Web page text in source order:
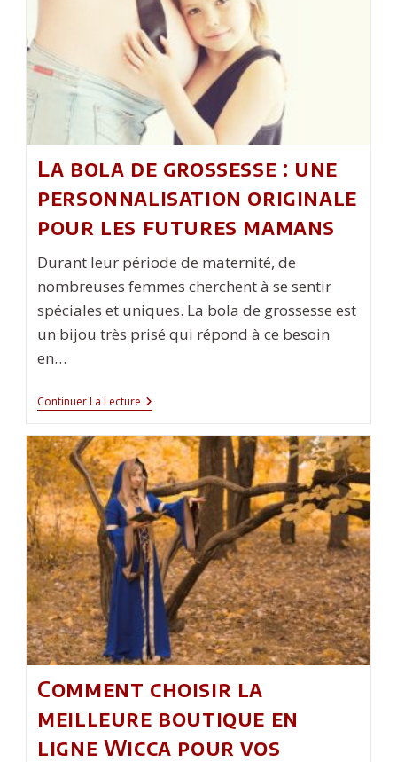
L’alliance
Parfaite
La bola de grossesse : une
personnalisation originale
pour les futures mamans
Durant leur période de maternité, de
nombreuses femmes cherchent à se sentir
spéciales et uniques. La bola de grossesse est
un bijou très prisé qui répond à ce besoin
en…
Continuer La Lecture La
Bola
Grossesse
:
Une
Personnalisation
Originale
Pour
Les
Futures
Mamans
Comment choisir la
meilleure boutique en
ligne Wicca pour vos